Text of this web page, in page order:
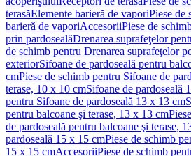
terasăElemente barieră de vaporiPiese de
barieră de vaporiAccesoriiPiese de
prin pardosealăDrenarea suprafeţelor
de schimb pentru Drenarea suprafeţelor
exteriorSifoane de pardoseală pentru
cmPiese de schimb pentru Sifoane de
terase, 10 x 10 cmSifoane de pardoseală
pentru Sifoane de pardoseală 13 x 13 cm
pentru balcoane şi terase, 13 x 13 cm
de pardoseală pentru balcoane şi terase,
pardoseală 15 x 15 cmPiese de schimb
15 x 15 cmAccesoriiPiese de schimb